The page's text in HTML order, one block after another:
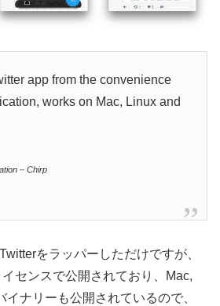
app from the convenience
works on Mac, Linux and
– Chirp
をラッパーしただけですが、
センスで公開されており、Mac,
イナリーも公開されているので、